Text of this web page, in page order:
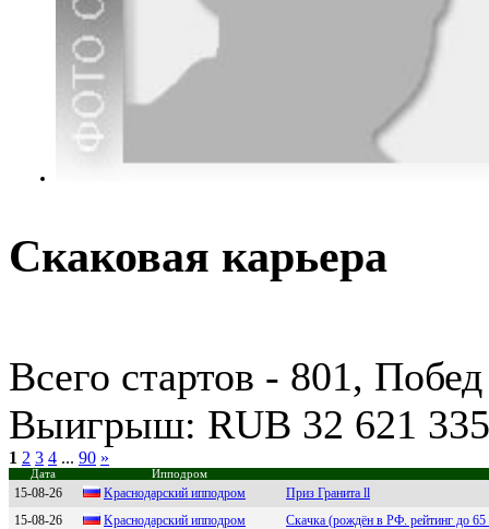
Скаковая карьера
Всего стартов - 801,
Выигрыш: RUB 32 621 335
1 2 3 4 ... 90 »
Дата Ипподром
15-08-26 Kpаснодаpский ипподpом
Приз Гранита ll
15-08-26
Kраcнoдарcкий иппoдрoм
Скачка (рождён в РФ. рейтинг до 65